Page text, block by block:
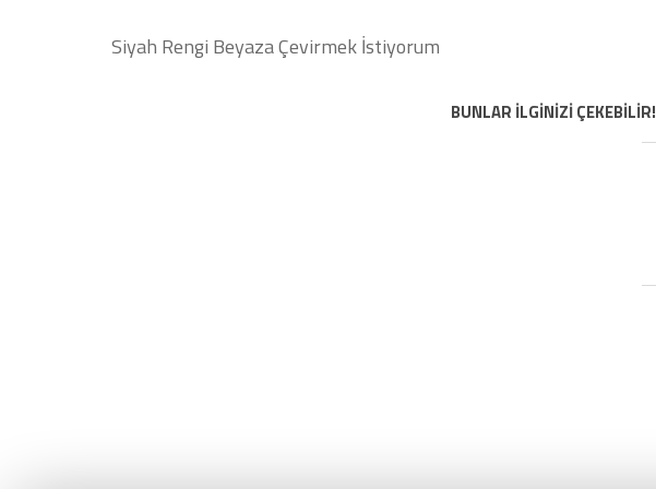
Siyah Rengi Beyaza Çevirmek İstiyorum
BUNLAR İLGİNİZİ ÇEKEBİLİR!